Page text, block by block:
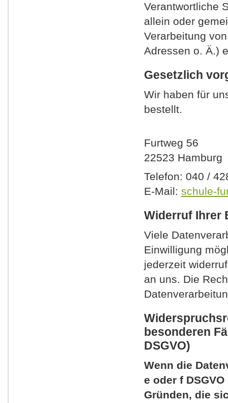
Verantwortliche
allein oder
Verarbeitung
Adressen o. Ä.)
Gesetzlich
Wir haben für
bestellt.
Furtweg 56
22523 Hamburg
Telefon: 040 /
E-Mail: schule-
Widerruf Ihrer
Viele
Einwilligung
jederzeit
an uns. Die
besonderen
DSGVO)
Wenn die
e oder f
Gründen, die